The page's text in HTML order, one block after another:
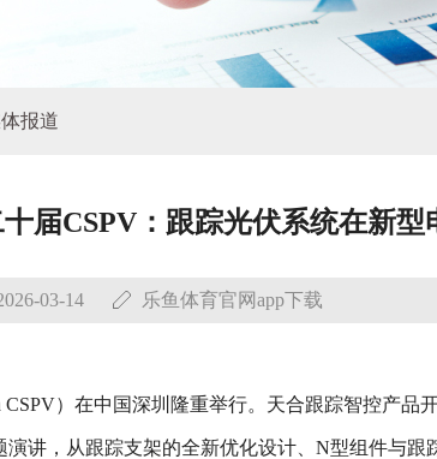
报道
届CSPV：跟踪光伏系统在新
03-14 乐鱼体育官网app下载
）在中国深圳隆重举行。天合跟踪智控产品
讲，从跟踪支架的全新优化设计、N型组件与